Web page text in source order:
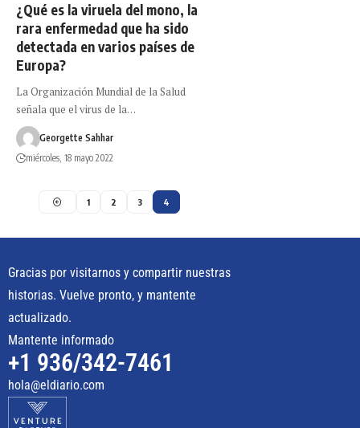
¿Qué es la viruela del mono, la
rara enfermedad que ha sido
detectada en varios países de
Europa?
La Organización Mundial de la Salud
señala que el virus de la…
Georgette Sahhar
miércoles, 18 mayo 2022
1 2 3 4
Gracias por visitarnos y compartir nuestras
historias. Vuelve pronto, y mantente
actualizado.
Mantente informado
+1 936/342-7461
hola@eldiario.com